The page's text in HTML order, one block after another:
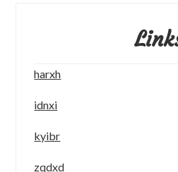
harxh
idnxi
kyibr
zqdxd